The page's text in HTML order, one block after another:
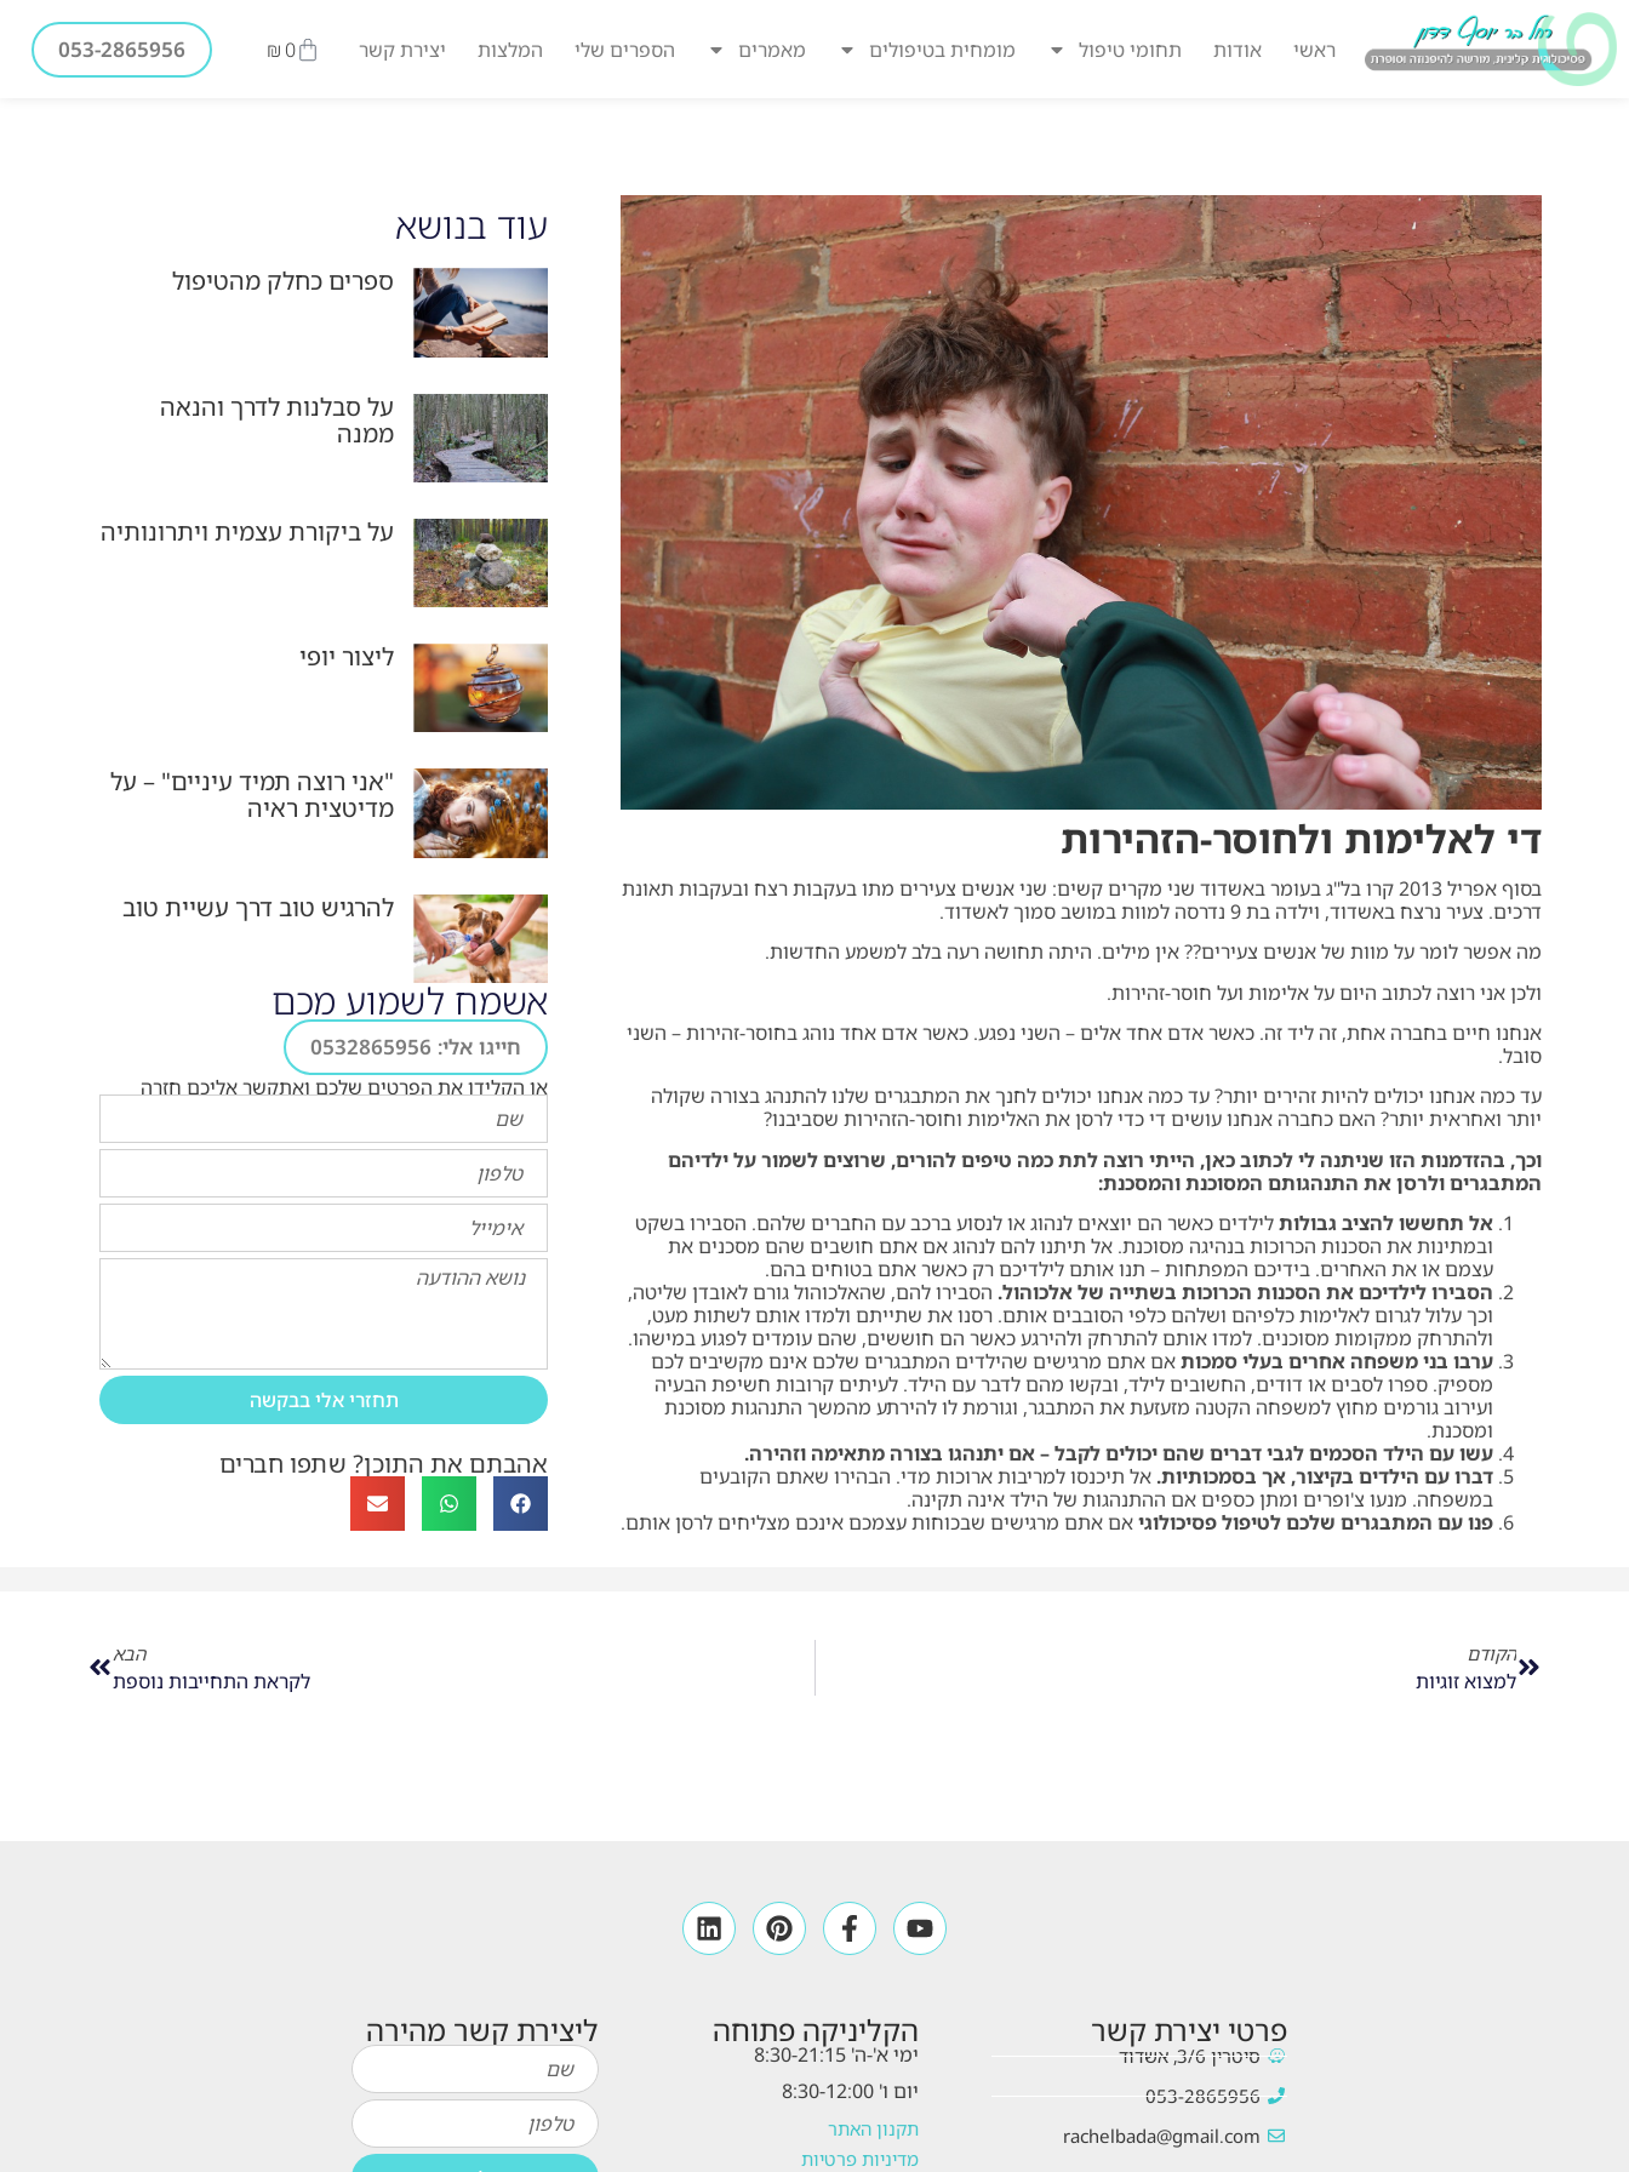
ראשי אודות תחומי טיפול מומחית בטיפולים מאמרים הספרים שלי המלצות יצירת קשר ₪ 0
053-2865956
די לאלימות ולחוסר-הזהירות
בסוף אפריל 2013 קרו בל"ג בעומר באשדוד שני מקרים קשים: שני אנשים צעירים מתו בעקבות רצח ובעקבות תאונת
דרכים. צעיר נרצח באשדוד, וילדה בת 9 נדרסה למוות במושב סמוך לאשדוד.
מה אפשר לומר על מוות של אנשים צעירים?? אין מילים. היתה תחושה רעה בלב למשמע החדשות.
ולכן אני רוצה לכתוב היום על אלימות ועל חוסר-זהירות.
אנחנו חיים בחברה אחת, זה ליד זה. כאשר אדם אחד אלים – השני נפגע. כאשר אדם אחד נוהג בחוסר-זהירות – השני
סובל.
עד כמה אנחנו יכולים להיות זהירים יותר? עד כמה אנחנו יכולים לחנך את המתבגרים שלנו להתנהג בצורה שקולה
יותר ואחראית יותר? האם כחברה אנחנו עושים די כדי לרסן את האלימות וחוסר-הזהירות שסביבנו?
וכך, בהזדמנות הזו שניתנה לי לכתוב כאן, הייתי רוצה לתת כמה טיפים להורים, שרוצים לשמור על ילדיהם
המתבגרים ולרסן את התנהגותם המסוכנת והמסכנת:
אל תחששו להציב גבולותלילדים כאשר הם יוצאים לנהוג או לנסוע ברכב עם החברים שלהם. הסבירו בשקט
ובמתינות את הסכנות הכרוכות בנהיגה מסוכנת. אל תיתנו להם לנהוג אם אתם חושבים שהם מסכנים את
עצמם או את האחרים. בידיכם המפתחות – תנו אותם לילדיכם רק כאשר אתם בטוחים בהם.
הסבירו לילדיכם את הסכנות הכרוכות בשתייה של אלכוהול. הסבירו להם, שהאלכוהול גורם לאובדן שליטה,
וכך עלול לגרום לאלימות כלפיהם ושלהם כלפי הסובבים אותם. רסנו את שתייתם ולמדו אותם לשתות מעט,
ולהתרחק ממקומות מסוכנים. למדו אותם להתרחק ולהירגע כאשר הם חוששים, שהם עומדים לפגוע במישהו.
ערבו בני משפחה אחרים בעלי סמכותאם אתם מרגישים שהילדים המתבגרים שלכם אינם מקשיבים לכם
מספיק. ספרו לסבים או דודים, החשובים לילד, ובקשו מהם לדבר עם הילד. לעיתים קרובות חשיפת הבעיה
ועירוב גורמים מחוץ למשפחה הקטנה מזעזעת את המתבגר, וגורמת לו להירתע מהמשך התנהגות מסוכנת
ומסכנת.
עשו עם הילד הסכמים לגבי דברים שהם יכולים לקבל – אם יתנהגו בצורה מתאימה וזהירה.
דברו עם הילדים בקיצור, אך בסמכותיות. אל תיכנסו למריבות ארוכות מדי. הבהירו שאתם הקובעים
במשפחה. מנעו צ'ופרים ומתן כספים אם ההתנהגות של הילד אינה תקינה.
פנו עם המתבגרים שלכם לטיפול פסיכולוגיאם אתם מרגישים שבכוחות עצמכם אינכם מצליחים לרסן אותם.
עוד בנושא
ספרים כחלק מהטיפול
על סבלנות לדרך והנאה
ממנה
על ביקורת עצמית ויתרונותיה
ליצור יופי
"אני רוצה תמיד עיניים" – על
מדיטצית ראיה
להרגיש טוב דרך עשיית טוב
אשמח לשמוע מכם
חייגו אלי: 0532865956
או הקלידו את הפרטים שלכם ואתקשר אליכם חזרה
תחזרי אלי בבקשה
אהבתם את התוכן? שתפו חברים
הקודם
למצוא זוגיות
הבא
לקראת התחייבות נוספת
פרטי יצירת קשר
סיטרין 3/6, אשדוד
053-2865956
rachelbada@gmail.com
הקליניקה פתוחה
ימי א'-ה' 8:30-21:15
יום ו' 8:30-12:00
תקנון האתר
מדיניות פרטיות
ליצירת קשר מהירה